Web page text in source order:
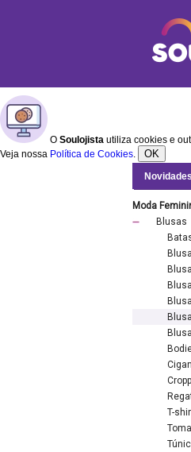
O Soulojista utiliza cookies e
Veja nossa Política de Cookies. OK
Novidades
Moda
Blusas
T-